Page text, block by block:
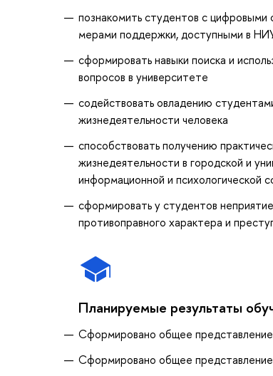
познакомить студентов с
мерами поддержки, доступными в
сформировать навыки поиска и
вопросов в университете
содействовать овладению
жизнедеятельности человека
способствовать получению
жизнедеятельности в городской и
информационной и психологической
сформировать у студентов
противоправного характера и
Планируемые результаты
Сформировано общее
Сформировано общее